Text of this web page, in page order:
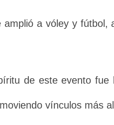
a vóley y fútbol,
de este evento
vínculos más